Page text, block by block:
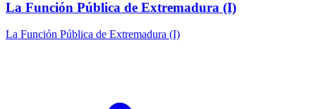
La Función Pública de Extremadura (I)
La Función Pública de Extremadura (I)